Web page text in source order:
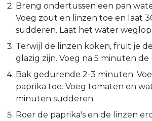
Breng ondertussen een pan
Voeg zout en linzen toe en laat
sudderen. Laat het water
Terwijl de linzen koken, fruit je
glazig zijn. Voeg na 5 minuten
Bak gedurende 2-3 minuten.
paprika toe. Voeg tomaten en
minuten sudderen.
Roer de paprika's en de linzen